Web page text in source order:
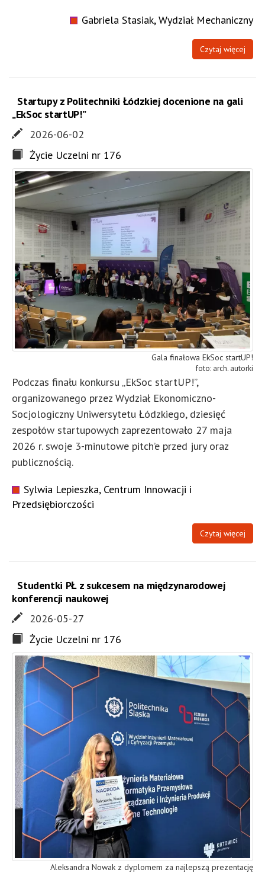
Gabriela Stasiak, Wydział Mechaniczny
Czytaj więcej
Startupy z Politechniki Łódzkiej docenione na gali
„EkSoc startUP!”
2026-06-02
Życie Uczelni nr 176
Gala finałowa EkSoc startUP!
arch. autorki
Podczas finału konkursu „EkSoc startUP!”,
organizowanego przez Wydział Ekonomiczno-
Socjologiczny Uniwersytetu Łódzkiego, dziesięć
zespołów startupowych zaprezentowało 27 maja
2026 r. swoje 3-minutowe pitch’e przed jury oraz
publicznością.
Sylwia Lepieszka, Centrum Innowacji i
Przedsiębiorczości
Czytaj więcej
Studentki PŁ z sukcesem na międzynarodowej
konferencji naukowej
2026-05-27
Życie Uczelni nr 176
Aleksandra Nowak z dyplomem za najlepszą prezentację